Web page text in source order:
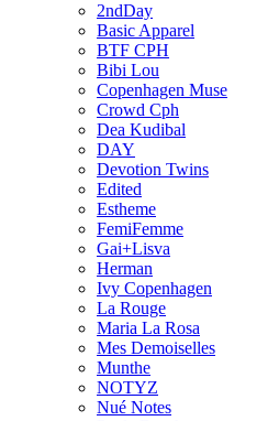
2ndDay
Basic Apparel
BTF CPH
Bibi Lou
Copenhagen Muse
Crowd Cph
Dea Kudibal
DAY
Devotion Twins
Edited
Estheme
FemiFemme
Gai+Lisva
Herman
Ivy Copenhagen
La Rouge
Maria La Rosa
Mes Demoiselles
Munthe
NOTYZ
Nué Notes